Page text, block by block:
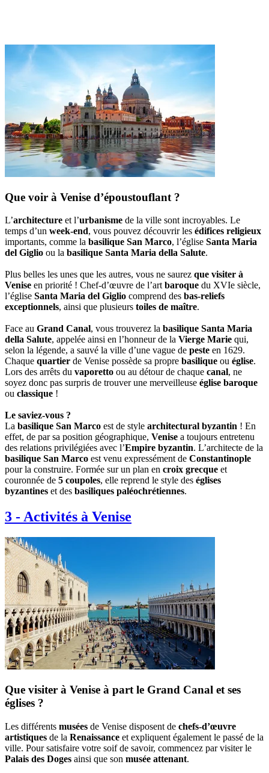
Que voir à Venise d’époustouflant ?
L’architecture et l’urbanisme de la ville sont incroyables. Le
temps d’un week-end, vous pouvez découvrir les édifices religieux
importants, comme la basilique San Marco, l’église Santa Maria
del Giglio ou la basilique Santa Maria della Salute.
Plus belles les unes que les autres, vous ne saurez que visiter à
Venise en priorité ! Chef-d’œuvre de l’art baroque du XVIe siècle,
l’église Santa Maria del Giglio comprend des bas-reliefs
exceptionnels, ainsi que plusieurs toiles de maître.
Face au Grand Canal, vous trouverez la basilique Santa Maria
della Salute, appelée ainsi en l’honneur de la Vierge Marie qui,
selon la légende, a sauvé la ville d’une vague de peste en 1629.
Chaque quartier de Venise possède sa propre basilique ou église.
Lors des arrêts du vaporetto ou au détour de chaque canal, ne
soyez donc pas surpris de trouver une merveilleuse église baroque
ou classique !
Le saviez-vous ?
La basilique San Marco est de style architectural byzantin ! En
effet, de par sa position géographique, Venise a toujours entretenu
des relations privilégiées avec l’Empire byzantin. L’architecte de la
basilique San Marco est venu expressément de Constantinople
pour la construire. Formée sur un plan en croix grecque et
couronnée de 5 coupoles, elle reprend le style des églises
byzantines et des basiliques paléochrétiennes.
3 -Activités à Venise
Que visiter à Venise à part le Grand Canal et ses
églises ?
Les différents musées de Venise disposent de chefs-d’œuvre
artistiques de la Renaissance et expliquent également le passé de la
ville. Pour satisfaire votre soif de savoir, commencez par visiter le
Palais des Doges ainsi que son musée attenant.